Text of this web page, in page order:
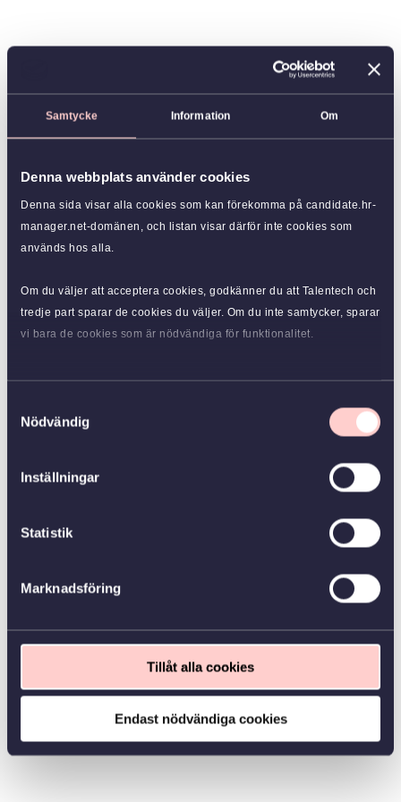
Samtycke Information Om
Denna webbplats använder cookies
Denna sida visar alla cookies som kan förekomma på candidate.hr-
manager.net-domänen, och listan visar därför inte cookies som
används hos alla.
Om du väljer att acceptera cookies, godkänner du att Talentech och
tredje part sparar de cookies du väljer. Om du inte samtycker, sparar
vi bara de cookies som är nödvändiga för funktionalitet.
Nödvändig
Inställningar
Statistik
Marknadsföring
Tillåt alla cookies
Endast nödvändiga cookies